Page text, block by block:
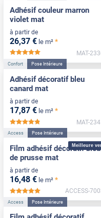
Adhésif couleur marron
violet mat
à partir de
26,37 € le m² *
*****
MAT-
Confort Pose Intérieure
Adhésif décoratif bleu
canard mat
à partir de
17,87 € le m² *
*****
MAT-
Meilleure
Access Pose Intérieure
Film adhésif décoratif bleu
de prusse mat
à partir de
16,48 € le m² *
*****
ACCESS-
Access Pose Intérieure